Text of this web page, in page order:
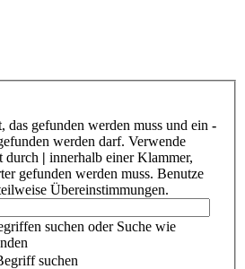
das gefunden werden muss und ein -
werden darf. Verwende
durch | innerhalb einer Klammer,
gefunden werden muss. Benutze
Übereinstimmungen.
suchen oder Suche wie
suchen